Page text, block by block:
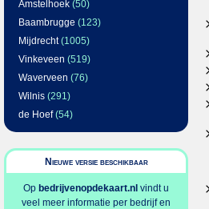
Amstelhoek (50)
Baambrugge (123)
Mijdrecht(1005)
Vinkeveen (519)
Waverveen (76)
Wilnis (291)
de Hoef(54)
Nieuwe versie beschikbaar
Op bedrijvenopdekaart.nl vindt u
veel meer informatie per bedrijf en